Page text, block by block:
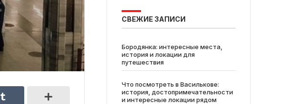
СВЕЖИЕ ЗАПИСИ
Бородянка: интересные места,
история и локации для
путешествия
Что посмотреть в Василькове:
история, достопримечательности
и интересные локации рядом